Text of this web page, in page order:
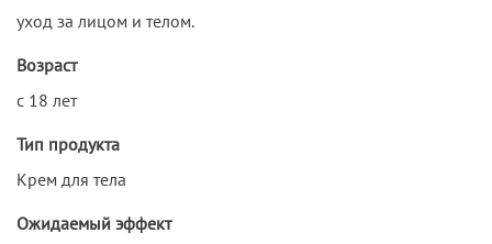
уход за лицом и телом.
Возраст
с 18 лет
Тип продукта
Крем для тела
Ожидаемый эффект